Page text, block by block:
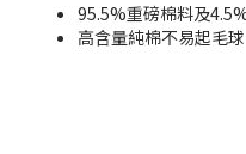
95.5%重磅棉料及
高含量純棉不易起毛